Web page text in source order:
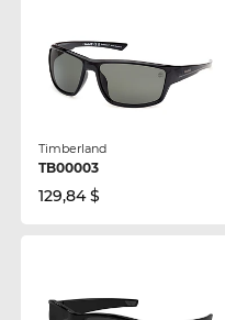
Timberland
TB00003
129,84 $